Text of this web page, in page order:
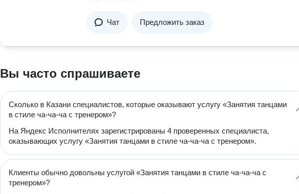
Чат Предложить заказ
Вы часто спрашиваете
Сколько в Казани специалистов, которые оказывают услугу «Занятия танцами
в стиле ча-ча-ча с тренером»?
На Яндекс Исполнителях зарегистрированы 4 проверенных специалиста,
оказывающих услугу «Занятия танцами в стиле ча-ча-ча с тренером».
Клиенты обычно довольны услугой «Занятия танцами в стиле ча-ча-ча с
тренером»?